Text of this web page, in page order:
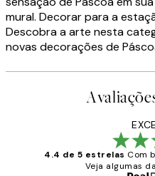
mural. Decorar para a
Descobra a arte nesta
novas decorações de
4.4 de 5 estrelas Com
Veja algumas